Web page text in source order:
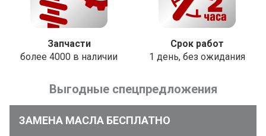
Запчасти
более 4000 в наличии
Срок работ
1 день, без ожидания
Выгодные спецпредложения
ЗАМЕНА МАСЛА БЕСПЛАТНО